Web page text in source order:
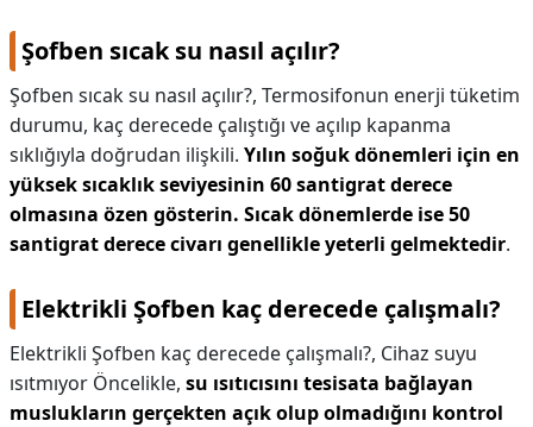
Şofben sıcak su nasıl açılır?
Şofben sıcak su nasıl açılır?, Termosifonun enerji tüketim
durumu, kaç derecede çalıştığı ve açılıp kapanma
sıklığıyla doğrudan ilişkili. Yılın soğuk dönemleri için en
yüksek sıcaklık seviyesinin 60 santigrat derece
olmasına özen gösterin. Sıcak dönemlerde ise 50
santigrat derece civarı genellikle yeterli gelmektedir.
Elektrikli Şofben kaç derecede çalışmalı?
Elektrikli Şofben kaç derecede çalışmalı?, Cihaz suyu
ısıtmıyor Öncelikle, su ısıtıcısını tesisata bağlayan
muslukların gerçekten açık olup olmadığını kontrol